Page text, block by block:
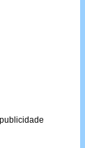
publicidade